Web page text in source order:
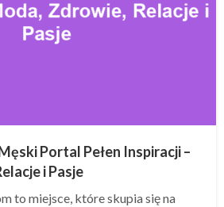
Portal Pełen Inspiracji –
i Pasje
to miejsce, które skupia się na